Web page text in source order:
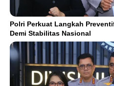
Polri Perkuat Langkah
Demi Stabilitas Nasional